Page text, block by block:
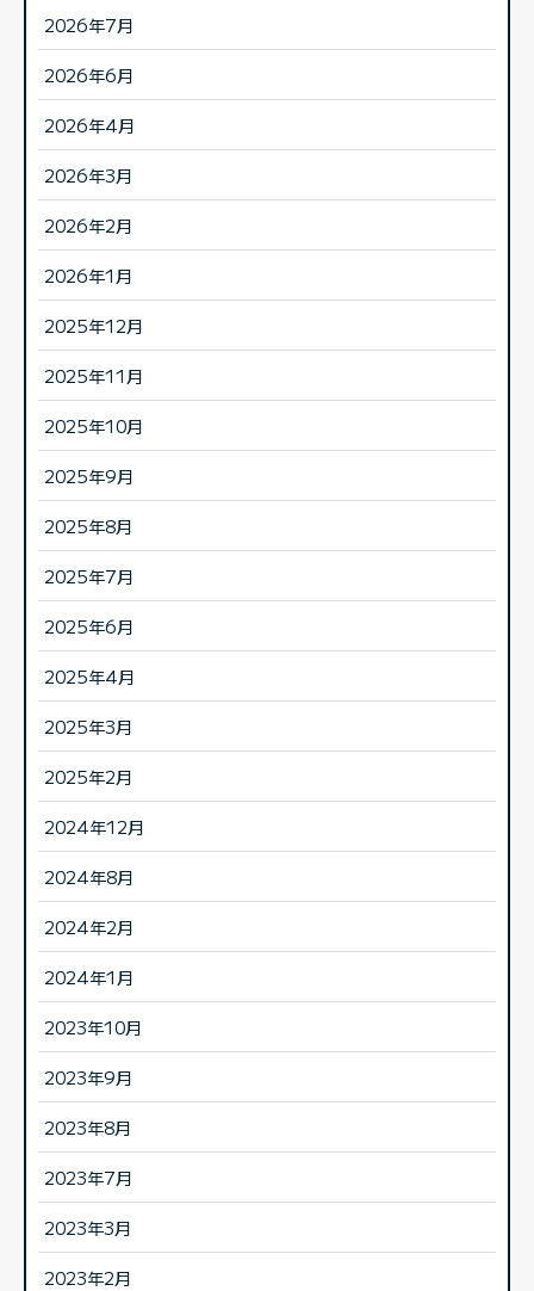
2026年7月
2026年6月
2026年4月
2026年3月
2026年2月
2026年1月
2025年12月
2025年11月
2025年10月
2025年9月
2025年8月
2025年7月
2025年6月
2025年4月
2025年3月
2025年2月
2024年12月
2024年8月
2024年2月
2024年1月
2023年10月
2023年9月
2023年8月
2023年7月
2023年3月
2023年2月